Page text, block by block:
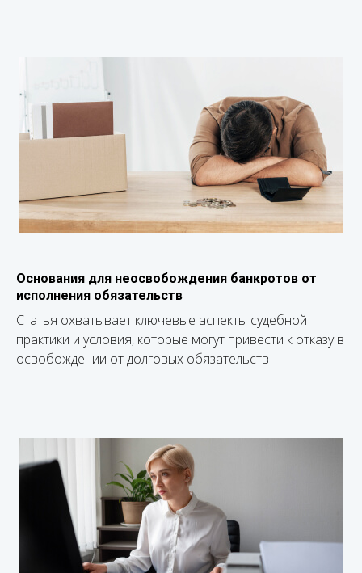
Основания для неосвобождения банкротов от
исполнения обязательств
Статья охватывает ключевые аспекты судебной
практики и условия, которые могут привести к отказу в
освобождении от долговых обязательств